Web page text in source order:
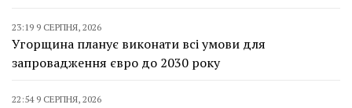
23:19 9 СЕРПНЯ, 2026
Угорщина планує виконати всі умови для
запровадження євро до 2030 року
22:54 9 СЕРПНЯ, 2026